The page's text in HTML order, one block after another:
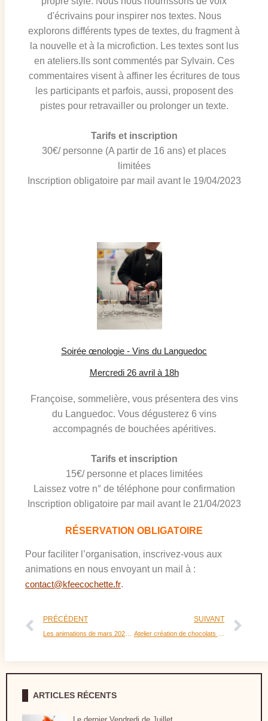
d'écrivains pour inspirer nos textes. Nous
explorons différents types de textes, du fragment à
la nouvelle et à la microfiction. Les textes sont lus
en ateliers.Ils sont commentés par Sylvain. Ces
commentaires visent à affiner les écritures de tous
les participants et parfois, aussi, proposent des
pistes pour retravailler ou prolonger un texte.
Tarifs et inscription
30€/ personne (A partir de 16 ans) et places
limitées
Inscription obligatoire par mail avant le 19/04/2023
Soirée œnologie - Vins du Languedoc
Mercredi 26 avril à 18h
Françoise, sommelière, vous présentera des vins
du Languedoc. Vous dégusterez 6 vins
accompagnés de bouchées apéritives.
Tarifs et inscription
15€/ personne et places limitées
Laissez votre n° de téléphone pour confirmation
Inscription obligatoire par mail avant le 21/04/2023
R ÉSERVATION OBLIGATOIRE
Pour faciliter l’organisation, inscrivez-vous aux
animations en nous envoyant un mail à :
contact@kfeecochette.fr.
PRÉCÉDENT SUIVANT
ARTICLES RÉCENTS